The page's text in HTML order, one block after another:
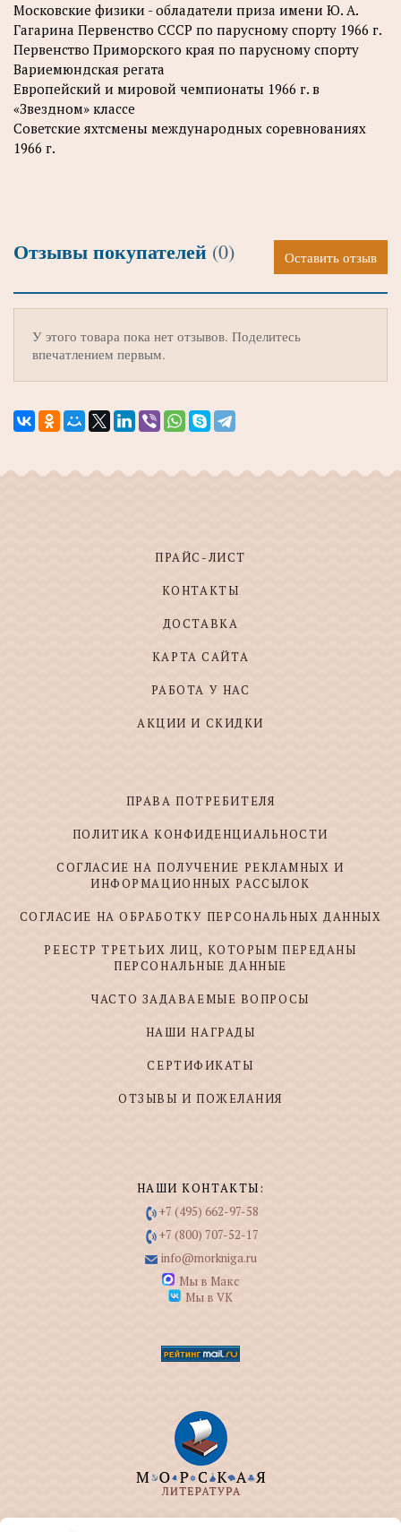
Московские физики - обладатели приза имени Ю. А.
Гагарина Первенство СССР по парусному спорту 1966 г.
Первенство Приморского края по парусному спорту
Вариемюндская регата
Европейский и мировой чемпионаты 1966 г. в
«Звездном» классе
Советские яхтсмены международных соревнованиях
1966 г.
Отзывы покупателей (0) Оставить отзыв
У этого товара пока нет отзывов. Поделитесь
впечатлением первым.
ПРАЙС-ЛИСТ
КОНТАКТЫ
ДОСТАВКА
КАРТА САЙТА
РАБОТА У НАС
АКЦИИ И СКИДКИ
ПРАВА ПОТРЕБИТЕЛЯ
ПОЛИТИКА КОНФИДЕНЦИАЛЬНОСТИ
СОГЛАСИЕ НА ПОЛУЧЕНИЕ РЕКЛАМНЫХ И
ИНФОРМАЦИОННЫХ РАССЫЛОК
СОГЛАСИЕ НА ОБРАБОТКУ ПЕРСОНАЛЬНЫХ ДАННЫХ
РЕЕСТР ТРЕТЬИХ ЛИЦ, КОТОРЫМ ПЕРЕДАНЫ
ПЕРСОНАЛЬНЫЕ ДАННЫЕ
ЧАСТО ЗАДАВАЕМЫЕ ВОПРОСЫ
НАШИ НАГРАДЫ
СЕРТИФИКАТЫ
ОТЗЫВЫ И ПОЖЕЛАНИЯ
НАШИ КОНТАКТЫ:
+7 (495) 662-97-58
+7 (800) 707-52-17
info@morkniga.ru
Мы в Макс
Мы в VK